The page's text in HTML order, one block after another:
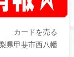
カードを売る
県甲斐市西八幡